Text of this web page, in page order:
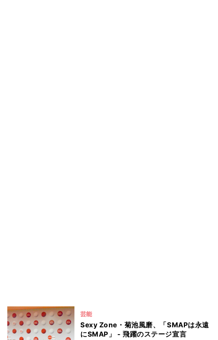
芸能
Sexy Zone・菊池風磨、「SMAPは永遠
にSMAP」 - 飛躍のステージ宣言